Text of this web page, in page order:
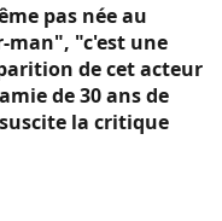
pas née au
man", "c'est une
de cet acteur
de 30 ans de
la critique